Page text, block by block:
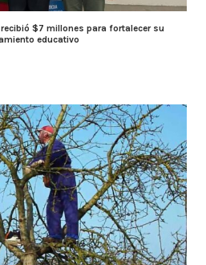
recibió $7 millones para fortalecer su
educativo